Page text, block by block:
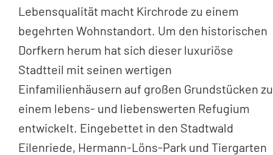
Lebensqualität macht Kirchrode zu einem
begehrten Wohnstandort. Um den historischen
Dorfkern herum hat sich dieser luxuriöse
Stadtteil mit seinen wertigen
Einfamilienhäusern auf großen Grundstücken zu
einem lebens- und liebenswerten Refugium
entwickelt. Eingebettet in den Stadtwald
Eilenriede, Hermann-Löns-Park und Tiergarten